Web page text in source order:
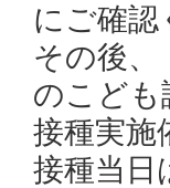
に ご確認
その後、
のこども
接種実施
接種当日